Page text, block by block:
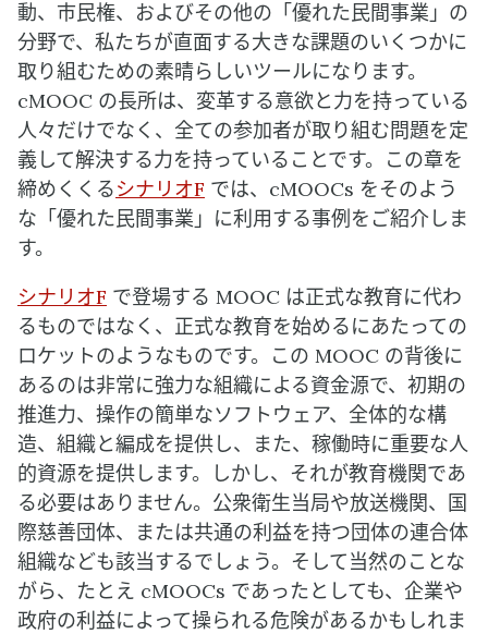
動、市民権、およびその他の「優れた民間事業」の
分野で、私たちが直面する大きな課題のいくつかに
取り組むための素晴らしいツールになります。
cMOOC の長所は、変革する意欲と力を持っている
人々だけでなく、全ての参加者が取り組む問題を定
義して解決する力を持っていることです。この章を
締めくくるシナリオF では、cMOOCs をそのよう
な「優れた民間事業」に利用する事例をご紹介しま
す。
シナリオF で登場する MOOC は正式な教育に代わ
るものではなく、正式な教育を始めるにあたっての
ロケットのようなものです。この MOOC の背後に
あるのは非常に強力な組織による資金源で、初期の
推進力、操作の簡単なソフトウェア、全体的な構
造、組織と編成を提供し、また、稼働時に重要な人
的資源を提供します。しかし、それが教育機関であ
る必要はありません。公衆衛生当局や放送機関、国
際慈善団体、または共通の利益を持つ団体の連合体
組織なども該当するでしょう。そして当然のことな
がら、たとえ cMOOCs であったとしても、企業や
政府の利益によって操られる危険があるかもしれま